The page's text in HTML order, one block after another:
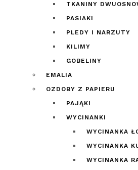
TKANINY
PASIAKI
PLEDY I NARZUTY
KILIMY
GOBELINY
EMALIA
OZDOBY Z PAPIERU
PAJĄKI
WYCINANKI
WYCINANKA
WYCINANKA
WYCINANKA